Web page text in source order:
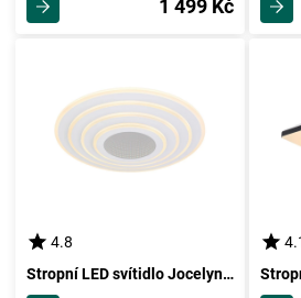
1 499 Kč
4.8
Stropní LED svítidlo Jocelyn, Ø: Ca. 42cm